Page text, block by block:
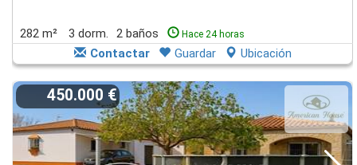
282 m² 3 dorm. 2 baños Hace 24 horas
Contactar Guardar Ubicación
450.000 €